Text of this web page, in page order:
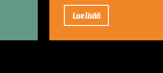
Lue lisää